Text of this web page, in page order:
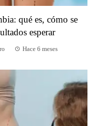
qué es, cómo se
esperar
Hace 6 meses